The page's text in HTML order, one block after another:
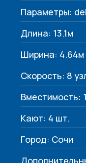
Параметры: del
Длина: 13.1м
Ширина: 4.64м
Скорость: 8
Вместимость:
Кают: 4 шт.
Город: Сочи